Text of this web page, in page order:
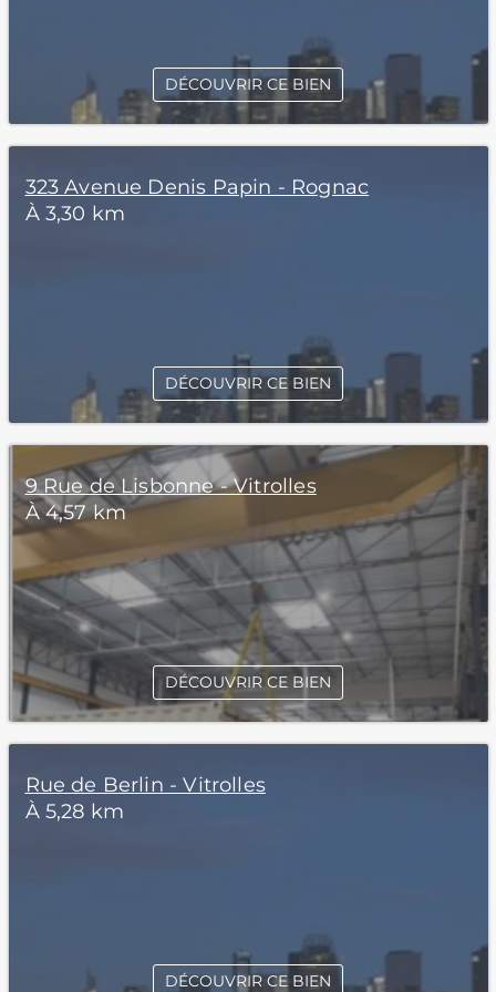
DÉCOUVRIR CE BIEN
323 Avenue Denis Papin - Rognac
À 3,30 km
DÉCOUVRIR CE BIEN
9 Rue de Lisbonne - Vitrolles
À 4,57 km
DÉCOUVRIR CE BIEN
Rue de Berlin - Vitrolles
À 5,28 km
DÉCOUVRIR CE BIEN